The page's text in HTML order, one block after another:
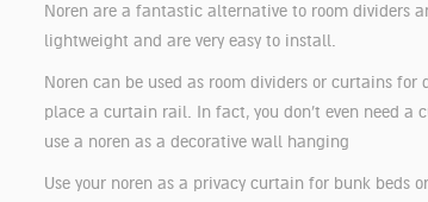
Noren are a fantastic alternative to room dividers
lightweight and are very easy to install.
Noren can be used as room dividers or curtains for
place a curtain rail. In fact, you don’t even need a
use a noren as a decorative wall hanging
Use your noren as a privacy curtain for bunk beds